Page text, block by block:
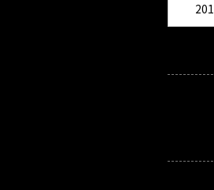
201